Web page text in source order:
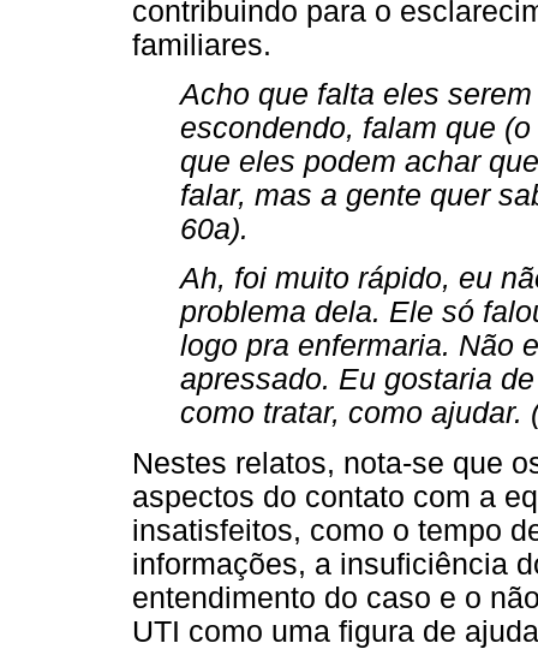
contribuindo para o
familiares.
Acho que falta eles
escondendo, falam que
que eles podem achar
falar, mas a gente quer
60a).
Ah, foi muito rápido, eu
problema dela. Ele só
logo pra enfermaria. Não
apressado. Eu gostaria
como tratar, como ajudar.
Nestes relatos, nota-se que
aspectos do contato com a
insatisfeitos, como o tempo
informações, a insuficiência
entendimento do caso e o
UTI como uma figura de